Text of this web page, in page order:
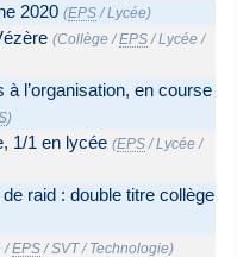
2020 (EPS /Lycée)
(Collège /EPS /Lycée /
l’organisation, en course
)
1/1 en lycée (EPS /Lycée /
de raid : double titre collège
/EPS /SVT/ Technologie)